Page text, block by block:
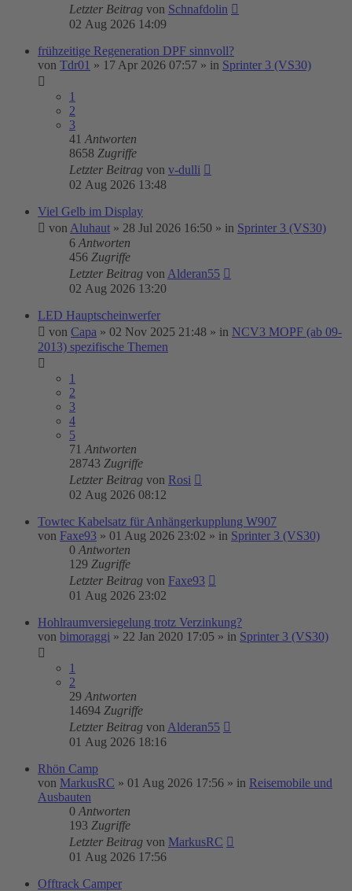
Letzter Beitrag von Schnafdolin
02 Aug 2026 14:09
frühzeitige Regeneration DPF sinnvoll?
von Tdr01 » 17 Apr 2026 07:57 » in Sprinter 3 (VS30)
1
2
3
41 Antworten
8658 Zugriffe
Letzter Beitrag von v-dulli
02 Aug 2026 13:48
Viel Gelb im Display
von Aluhaut » 28 Jul 2026 16:50 » in Sprinter 3 (VS30)
6 Antworten
456 Zugriffe
Letzter Beitrag von Alderan55
02 Aug 2026 13:20
LED Hauptscheinwerfer
von Capa » 02 Nov 2025 21:48 » in NCV3 MOPF (ab 09-
2013) spezifische Themen
1
2
3
4
5
71 Antworten
28743 Zugriffe
Letzter Beitrag von Rosi
02 Aug 2026 08:12
Towtec Kabelsatz für Anhängerkupplung W907
von Faxe93 » 01 Aug 2026 23:02 » in Sprinter 3 (VS30)
0 Antworten
129 Zugriffe
Letzter Beitrag von Faxe93
01 Aug 2026 23:02
Hohlraumversiegelung trotz Verzinkung?
von bimoraggi » 22 Jan 2020 17:05 » in Sprinter 3 (VS30)
1
2
29 Antworten
14694 Zugriffe
Letzter Beitrag von Alderan55
01 Aug 2026 18:16
Rhön Camp
von MarkusRC » 01 Aug 2026 17:56 » in Reisemobile und
Ausbauten
0 Antworten
193 Zugriffe
Letzter Beitrag von MarkusRC
01 Aug 2026 17:56
Offtrack Camper